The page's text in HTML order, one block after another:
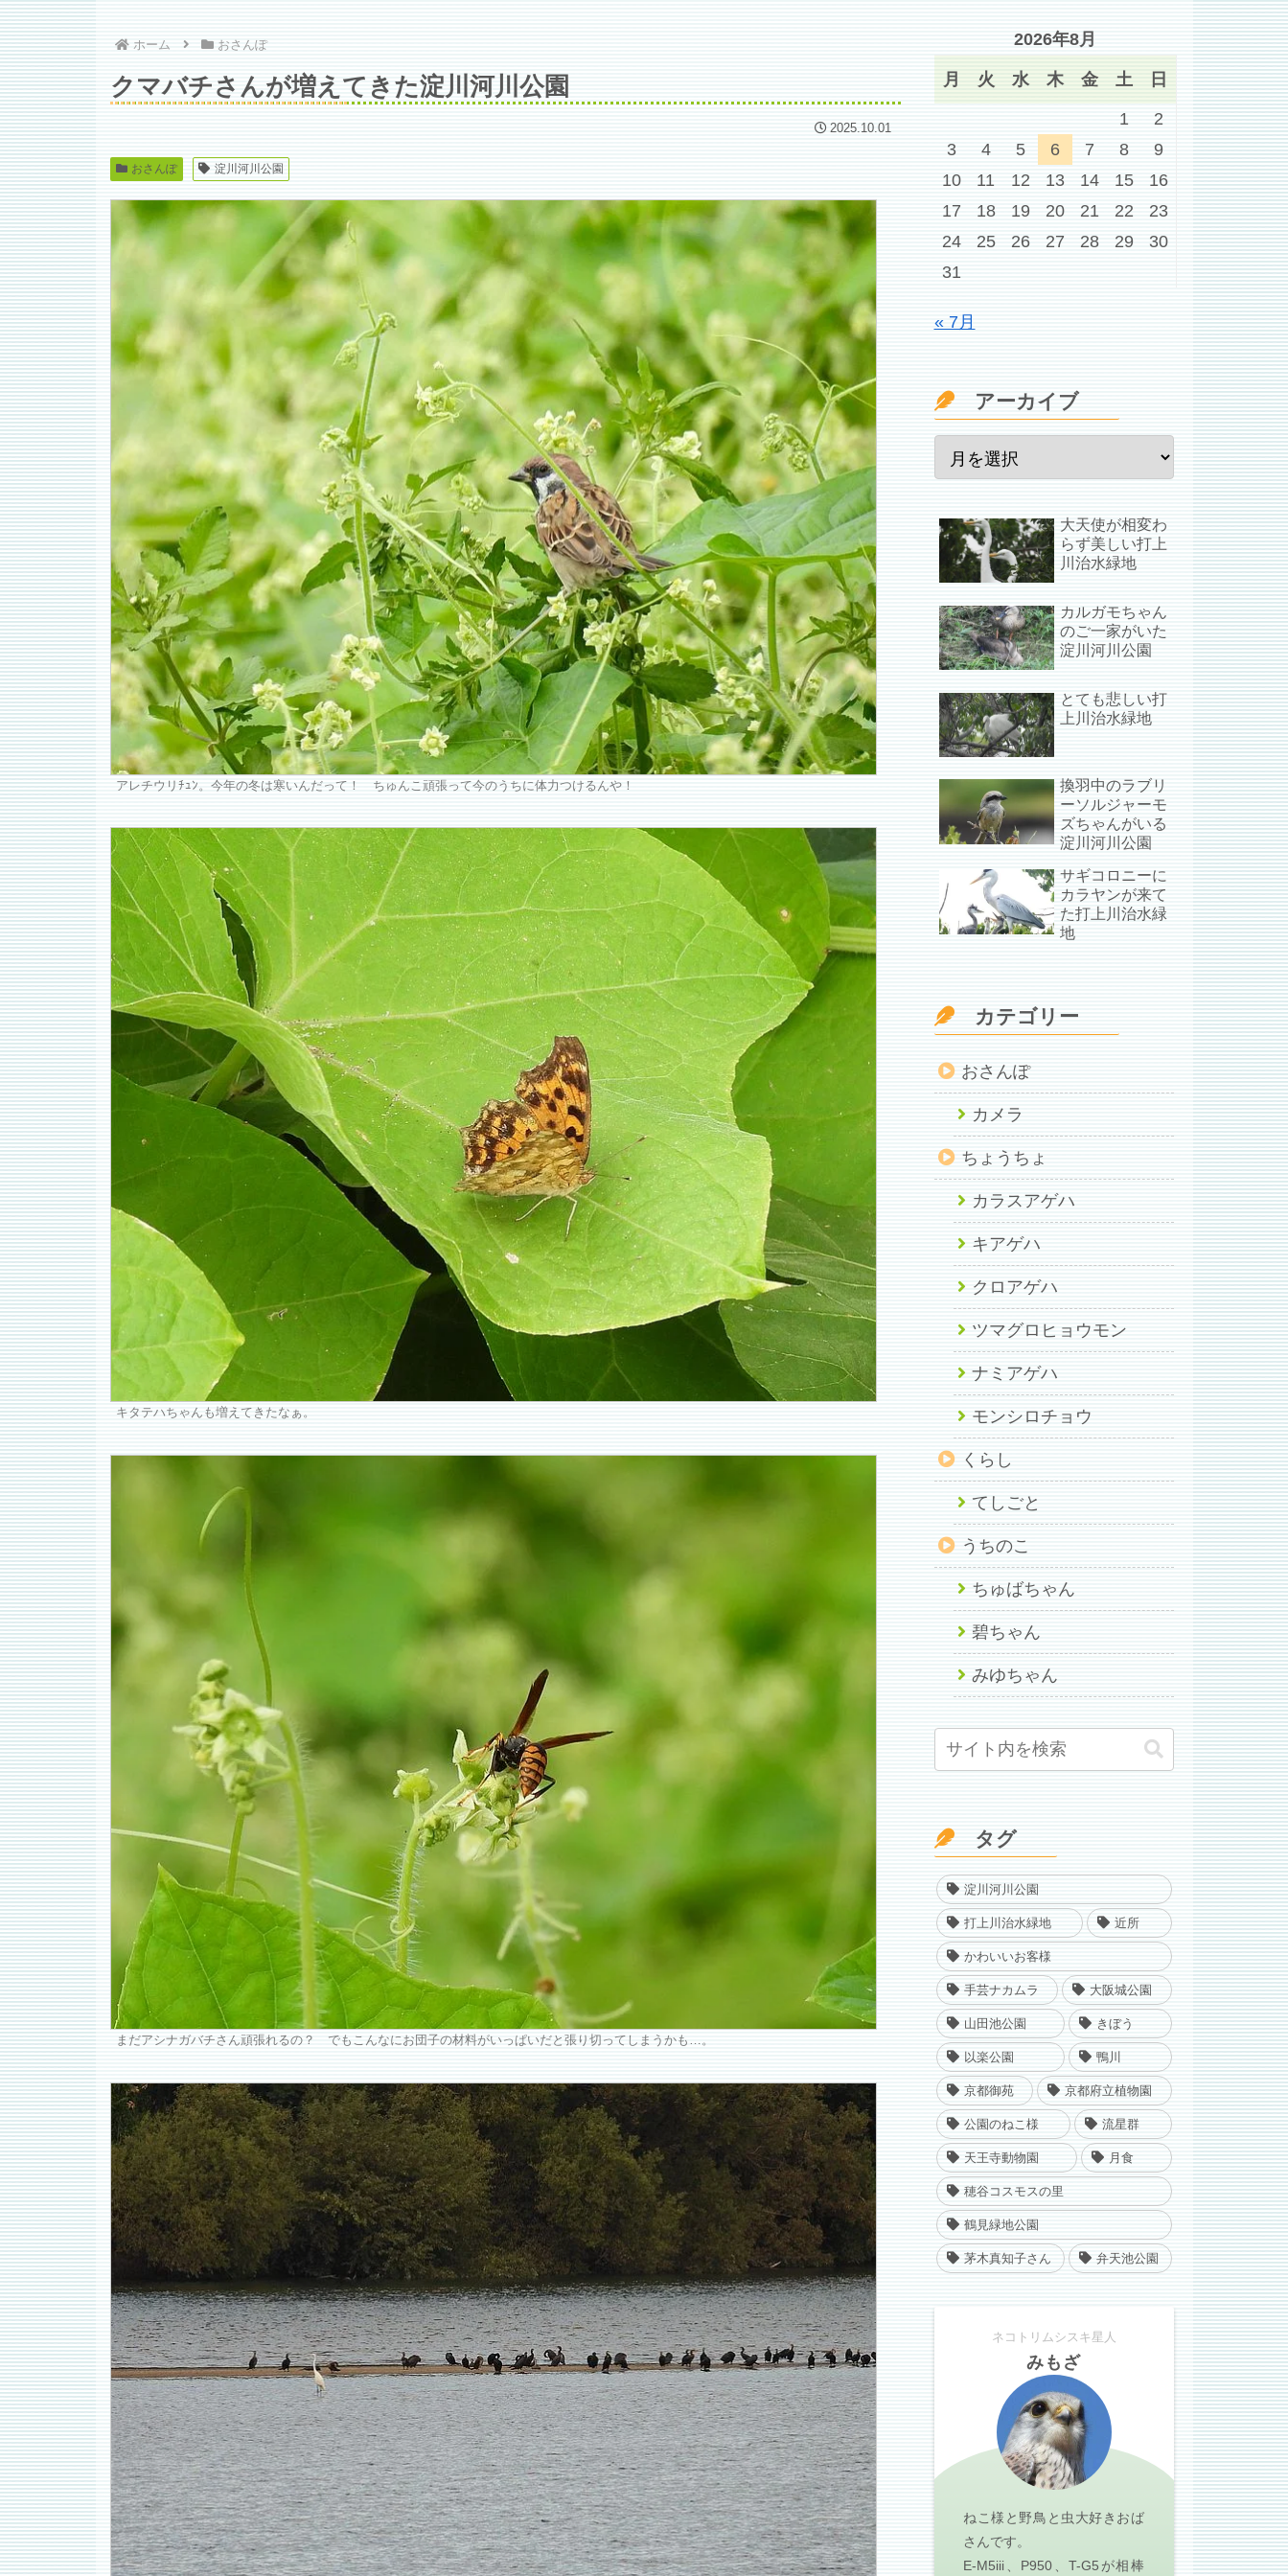
ホーム おさんぽ
クマバチさんが増えてきた淀川河川公園
2025.10.01
おさんぽ 淀川河川公園
アレチウリﾁｭﾝ。今年の冬は寒いんだって！ ちゅんこ頑張って今のうちに体力つけるんや！
キタテハちゃんも増えてきたなぁ。
まだアシナガバチさん頑張れるの？ でもこんなにお団子の材料がいっぱいだと張り切ってしまうかも…。
2026年8月
月 火 水 木 金 土 日
1
2
3
4 5 6 7 8
9
10
11 12 13 14 15
16
17
18 19 20 21 22
23
24
25 26 27 28 29
30
31
« 7月
アーカイブ
大天使が相変わ
らず美しい打上
川治水緑地
カルガモちゃん
のご一家がいた
淀川河川公園
とても悲しい打
上川治水緑地
換羽中のラブリ
ーソルジャーモ
ズちゃんがいる
淀川河川公園
サギコロニーに
カラヤンが来て
た打上川治水緑
地
カテゴリー
おさんぽ
カメラ
ちょうちょ
カラスアゲハ
キアゲハ
クロアゲハ
ツマグロヒョウモン
ナミアゲハ
モンシロチョウ
くらし
てしごと
うちのこ
ちゅばちゃん
碧ちゃん
みゆちゃん
タグ
淀川河川公園
打上川治水緑地 近所
かわいいお客様
手芸ナカムラ 大阪城公園
山田池公園 きぼう
以楽公園 鴨川
京都御苑 京都府立植物園
公園のねこ様 流星群
天王寺動物園 月食
穂谷コスモスの里
鶴見緑地公園
茅木真知子さん 弁天池公園
ネコトリムシスキ星人
みもざ
ねこ様と野鳥と虫大好きおば
さんです。
E-M5iii、P950、T-G5が相棒